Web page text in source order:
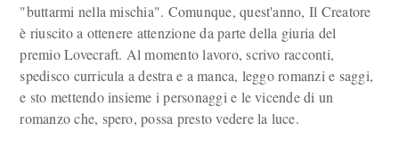
"buttarmi nella mischia". Comunque, quest'anno, Il Creatore
è riuscito a ottenere attenzione da parte della giuria del
premio Lovecraft. Al momento lavoro, scrivo racconti,
spedisco curricula a destra e a manca, leggo romanzi e saggi,
e sto mettendo insieme i personaggi e le vicende di un
romanzo che, spero, possa presto vedere la luce.